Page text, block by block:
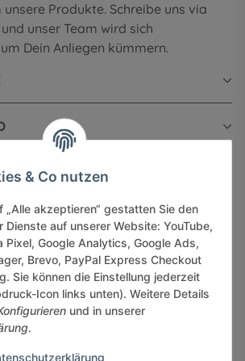
Produkte. Schreibe uns via
unser Team wird sich
Dein Anliegen kümmern.
& Co nutzen
„Alle akzeptieren“ gestatten Sie den
Dienste auf unserer Website: YouTube,
Pixel, Google Analytics, Google Ads,
Brevo, PayPal Express Checkout
Sie können die Einstellung jederzeit
Icon links unten). Weitere Details
und in unserer
.